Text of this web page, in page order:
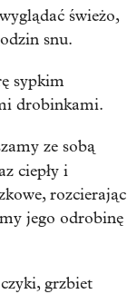
świeżo,
snu.
sypkim
drobinkami.
ze sobą
ciepły i
rozcierając
jego odrobinę
grzbiet